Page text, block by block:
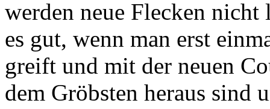
werden neue Flecken
es gut, wenn man erst
greift und mit der neuen
dem Gröbsten heraus sind